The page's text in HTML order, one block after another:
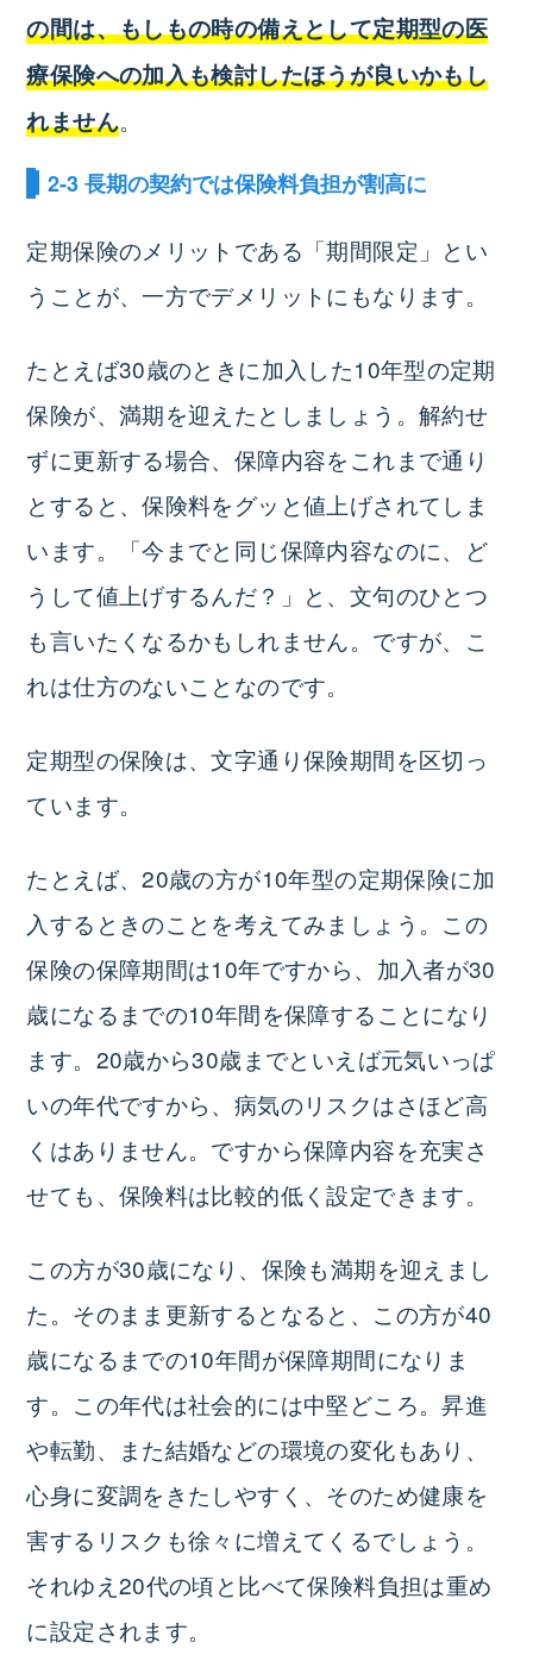
の間は、もしもの時の備えとして定期型の医
療保険への加入も検討したほうが良いかもし
れません。
2-3 長期の契約では保険料負担が割高に
定期保険のメリットである「期間限定」とい
うことが、一方でデメリットにもなります。
たとえば30歳のときに加入した10年型の定期
保険が、満期を迎えたとしましょう。解約せ
ずに更新する場合、保障内容をこれまで通り
とすると、保険料をグッと値上げされてしま
います。「今までと同じ保障内容なのに、ど
うして値上げするんだ？」と、文句のひとつ
も言いたくなるかもしれません。ですが、こ
れは仕方のないことなのです。
定期型の保険は、文字通り保険期間を区切っ
ています。
たとえば、20歳の方が10年型の定期保険に加
入するときのことを考えてみましょう。この
保険の保障期間は10年ですから、加入者が30
歳になるまでの10年間を保障することになり
ます。20歳から30歳までといえば元気いっぱ
いの年代ですから、病気のリスクはさほど高
くはありません。ですから保障内容を充実さ
せても、保険料は比較的低く設定できます。
この方が30歳になり、保険も満期を迎えまし
た。そのまま更新するとなると、この方が40
歳になるまでの10年間が保障期間になりま
す。この年代は社会的には中堅どころ。昇進
や転勤、また結婚などの環境の変化もあり、
心身に変調をきたしやすく、そのため健康を
害するリスクも徐々に増えてくるでしょう。
それゆえ20代の頃と比べて保険料負担は重め
に設定されます。